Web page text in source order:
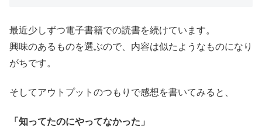
最近少しずつ電子書籍での読書を続けています。
興味のあるものを選ぶので、内容は似たようなものになり
がちです。
そしてアウトプットのつもりで感想を書いてみると、
「知ってたのにやってなかった」